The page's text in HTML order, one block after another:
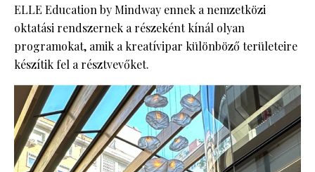
ELLE Education by Mindway ennek a nemzetközi
oktatási rendszernek a részeként kínál olyan
programokat, amik a kreatívipar különböző területeire
készítik fel a résztvevőket.